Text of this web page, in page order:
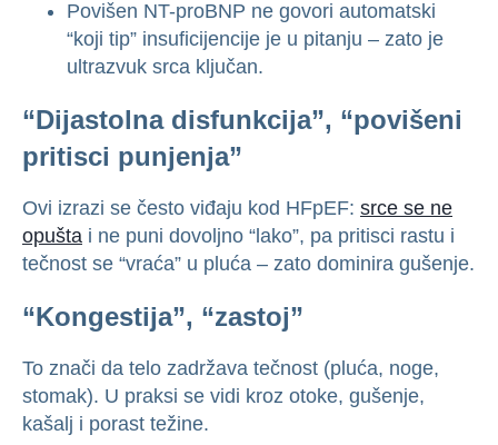
Povišen NT-proBNP ne govori automatski
“koji tip” insuficijencije je u pitanju – zato je
ultrazvuk srca ključan.
“Dijastolna disfunkcija”, “povišeni
pritisci punjenja”
Ovi izrazi se često viđaju kod HFpEF: srce se ne
opušta i ne puni dovoljno “lako”, pa pritisci rastu i
tečnost se “vraća” u pluća – zato dominira gušenje.
“Kongestija”, “zastoj”
To znači da telo zadržava tečnost (pluća, noge,
stomak). U praksi se vidi kroz otoke, gušenje,
kašalj i porast težine.